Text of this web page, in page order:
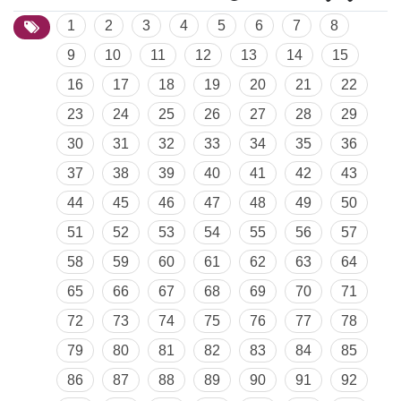
1 2 3 4 5 6 7
8
9
10 11 12 13 14
15
16
17 18 19 20 21
22
23
24 25 26 27 28
29
30
31 32 33 34 35
36
37
38 39 40 41 42
43
44
45 46 47 48 49
50
51
52 53 54 55 56
57
58
59 60 61 62 63
64
65
66 67 68 69 70
71
72
73 74 75 76 77
78
79
80 81 82 83 84
85
86
87 88 89 90 91 92